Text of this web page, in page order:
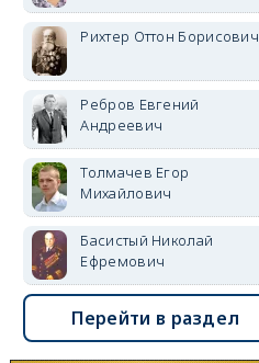
Рихтер Оттон Борисович
Ребров Евгений
Андреевич
Толмачев Егор
Михайлович
Басистый Николай
Ефремович
Перейти в раздел